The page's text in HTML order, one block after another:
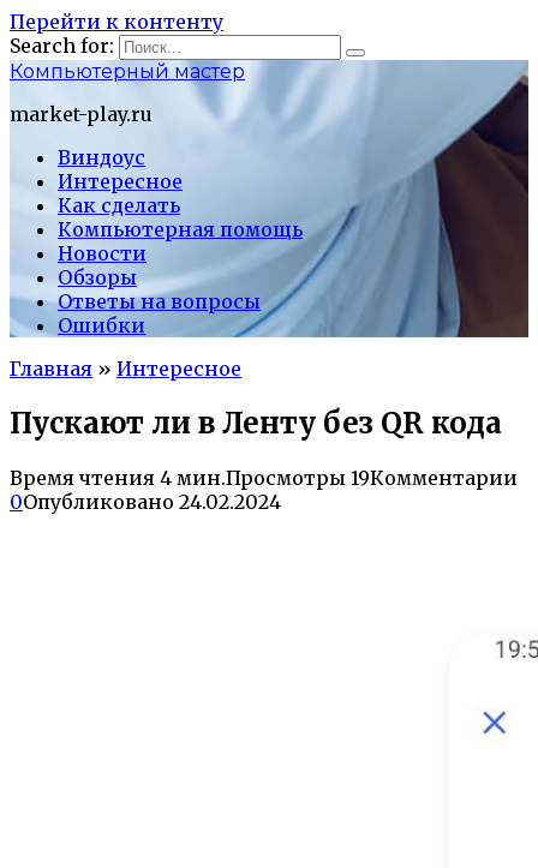
Перейти к контенту
Search for:
Компьютерный мастер
market-play.ru
Виндоус
Интересное
Как сделать
Компьютерная помощь
Новости
Обзоры
Ответы на вопросы
Ошибки
Главная » Интересное
Пускают ли в Ленту без QR кода
Время чтения 4 мин.Просмотры 19Комментарии
0Опубликовано 24.02.2024